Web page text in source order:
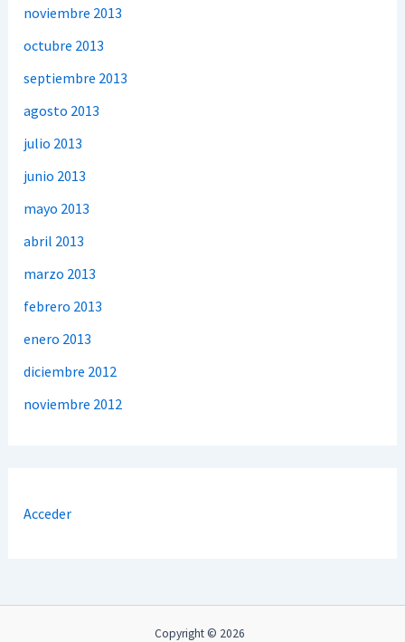
noviembre 2013
octubre 2013
septiembre 2013
agosto 2013
julio 2013
junio 2013
mayo 2013
abril 2013
marzo 2013
febrero 2013
enero 2013
diciembre 2012
noviembre 2012
Acceder
Copyright © 2026